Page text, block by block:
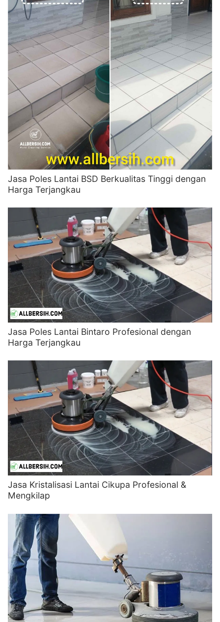
Jasa Poles Lantai BSD Berkualitas Tinggi dengan
Harga Terjangkau
Jasa Poles Lantai Bintaro Profesional dengan
Harga Terjangkau
Jasa Kristalisasi Lantai Cikupa Profesional &
Mengkilap